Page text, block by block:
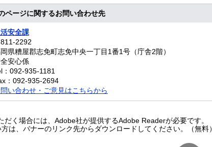
ページに関するお問い合わせ先
安全課
2292
県糟屋郡志免町志免中央一丁目1番1号（庁舎2階）
安心係
：092-935-1181
：092-935-2694
い合わせ・ご意見はこちらから
だく場合には、Adobe社が提供するAdobe Readerが必要です。
は、バナーのリンク先からダウンロードしてください。（無料